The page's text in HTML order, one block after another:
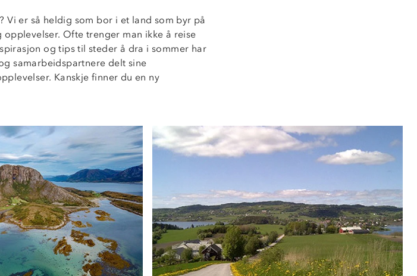
Vi er så heldig som bor i et land som byr på
Ofte trenger man ikke å reise
og tips til steder å dra i sommer har
samarbeidspartnere delt sine
Kanskje finner du en ny